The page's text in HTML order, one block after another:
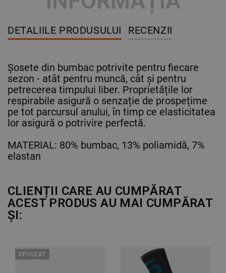
DETALIILE PRODUSULUI RECENZII
Șosete din bumbac potrivite pentru fiecare
sezon - atât pentru muncă, cât și pentru
petrecerea timpului liber. Proprietățile lor
respirabile asigură o senzație de prospețime
pe tot parcursul anului, în timp ce elasticitatea
lor asigură o potrivire perfectă.
MATERIAL: 80% bumbac, 13% poliamidă, 7%
elastan
CLIENȚII CARE AU CUMPĂRAT
ACEST PRODUS AU MAI CUMPĂRAT
ȘI:
EPUIZAT